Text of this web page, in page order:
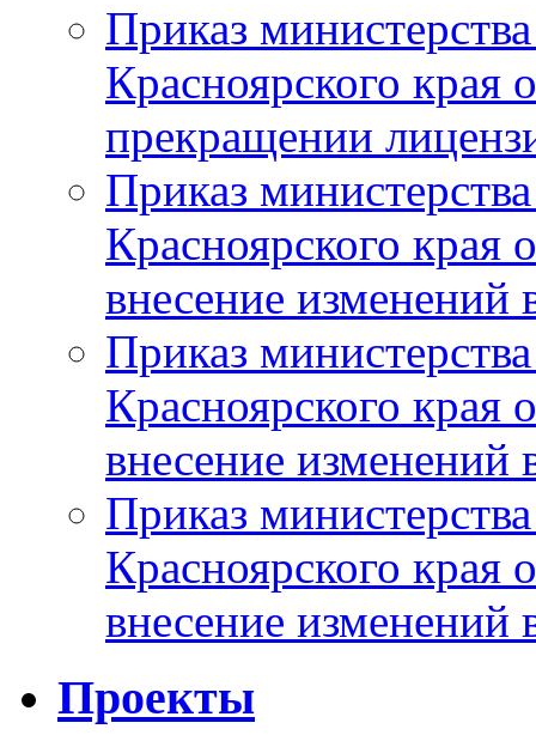
Приказ
Красноярского
прекращении
Приказ
Красноярского
внесение изменений
Приказ
Красноярского
внесение изменений
Приказ
Красноярского
внесение изменений
Проекты